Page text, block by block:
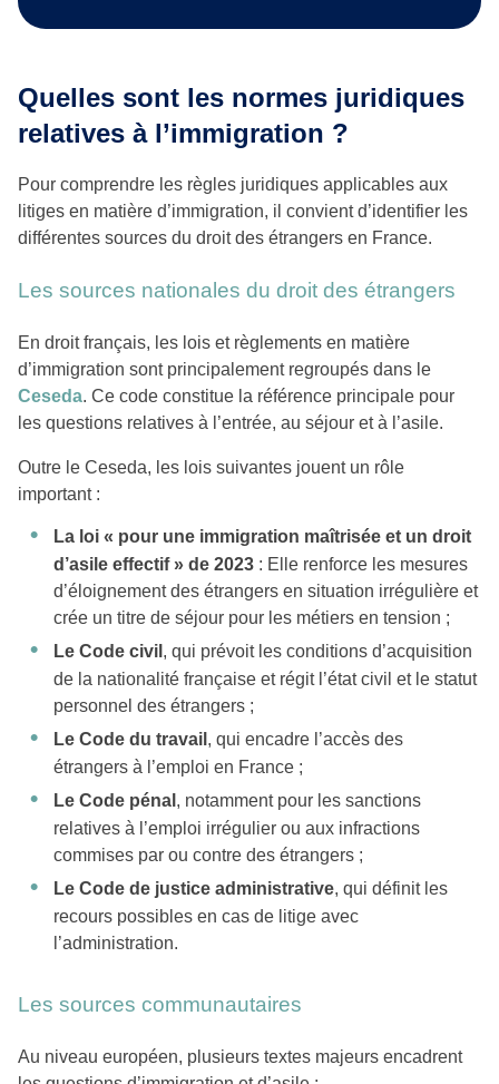
Quelles sont les normes juridiques
relatives à l’immigration ?
Pour comprendre les règles juridiques applicables aux
litiges en matière d’immigration, il convient d’identifier les
différentes sources du droit des étrangers en France.
Les sources nationales du droit des étrangers
En droit français, les lois et règlements en matière
d’immigration sont principalement regroupés dans le
Ceseda. Ce code constitue la référence principale pour
les questions relatives à l’entrée, au séjour et à l’asile.
Outre le Ceseda, les lois suivantes jouent un rôle
important :
La loi « pour une immigration maîtrisée et un droit
d’asile effectif » de 2023 : Elle renforce les mesures
d’éloignement des étrangers en situation irrégulière et
crée un titre de séjour pour les métiers en tension ;
Le Code civil , qui prévoit les conditions d’acquisition
de la nationalité française et régit l’état civil et le statut
personnel des étrangers ;
Le Code du travail , qui encadre l’accès des
étrangers à l’emploi en France ;
Le Code pénal , notamment pour les sanctions
relatives à l’emploi irrégulier ou aux infractions
commises par ou contre des étrangers ;
Le Code de justice administrative, qui définit les
recours possibles en cas de litige avec
l’administration.
Les sources communautaires
Au niveau européen, plusieurs textes majeurs encadrent